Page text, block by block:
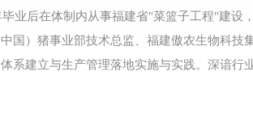
业后在体制内从事福建省"菜篮子工程"建
国）猪事业部技术总监、福建傲农生物科
系建立与生产管理落地实施与实践。深谙